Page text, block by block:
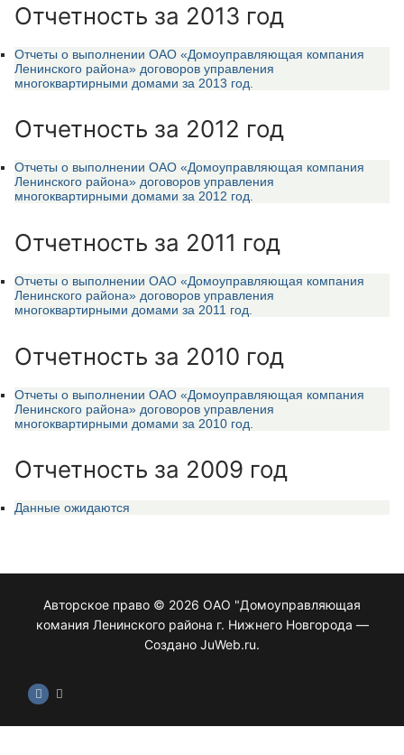
Отчетность за 2013 год
Отчеты о выполнении ОАО «Домоуправляющая компания
Ленинского района» договоров управления
многоквартирными домами за 2013 год.
Отчетность за 2012 год
Отчеты о выполнении ОАО «Домоуправляющая компания
Ленинского района» договоров управления
многоквартирными домами за 2012 год.
Отчетность за 2011 год
Отчеты о выполнении ОАО «Домоуправляющая компания
Ленинского района» договоров управления
многоквартирными домами за 2011 год.
Отчетность за 2010 год
Отчеты о выполнении ОАО «Домоуправляющая компания
Ленинского района» договоров управления
многоквартирными домами за 2010 год.
Отчетность за 2009 год
Данные ожидаются
Авторское право © 2026 ОАО "Домоуправляющая
комания Ленинского района г. Нижнего Новгорода —
Создано JuWeb.ru.